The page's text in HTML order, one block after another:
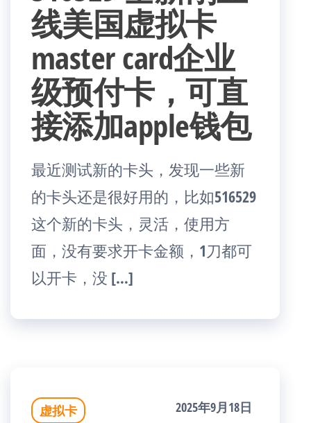
线美国虚拟卡
master card企业
级预付卡，可直
接添加apple钱包
最近测试新的卡头，发现一些新
的卡头还是很好用的，比如516529
这个新的卡头，灵活，使用方
面，没有要求开卡金额，1刀都可
以开卡，没 […]
虚拟卡 2025年9月18日